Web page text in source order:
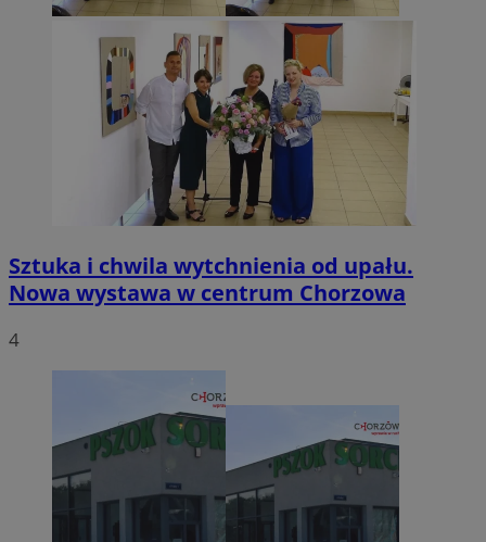
Sztuka i chwila wytchnienia od upału.
Nowa wystawa w centrum Chorzowa
4